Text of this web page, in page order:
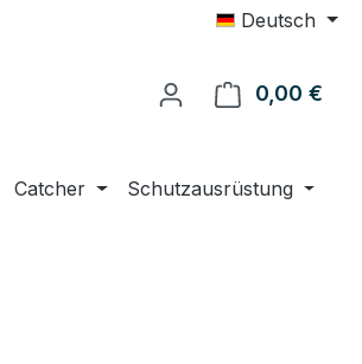
Deutsch
0,00 €
Catcher
Schutzausrüstung